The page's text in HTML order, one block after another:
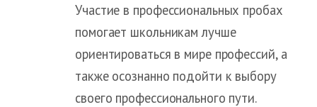
Участие в профессиональных пробах
помогает школьникам лучше
ориентироваться в мире профессий, а
также осознанно подойти к выбору
своего профессионального пути.